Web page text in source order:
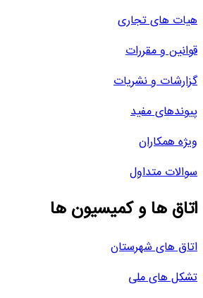
هیات های تجاری
قوانین و مقررات
گزارشات و نشریات
پیوندهای مفید
ویژه همکاران
سوالات متداول
اتاق ها و کمیسیون ها
اتاق های شهرستان
تشکل های ملی